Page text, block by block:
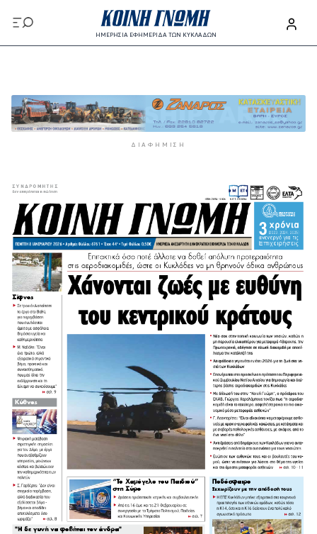
Παράκαμψη προς το κυρίως περιεχόμενο
ΗΜΕΡΗΣΙΑ ΕΦΗΜΕΡΙΔΑ ΤΩΝ ΚΥΚΛΑΔΩΝ
ΔΙΑΦΉΜΙΣΗ